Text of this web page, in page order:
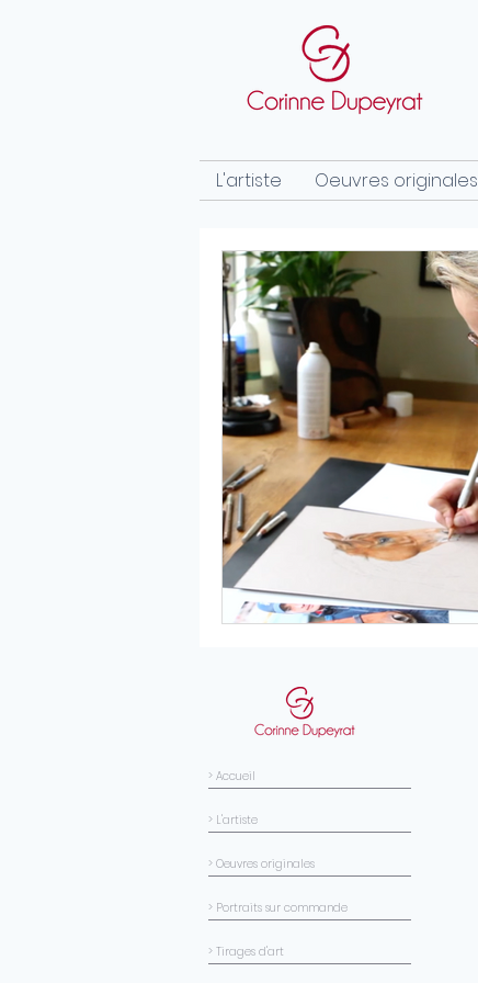
L'artiste Oeuvres originales
> Accueil
> L'artiste
> Oeuvres originales
> Portraits sur commande
> Tirages d'art